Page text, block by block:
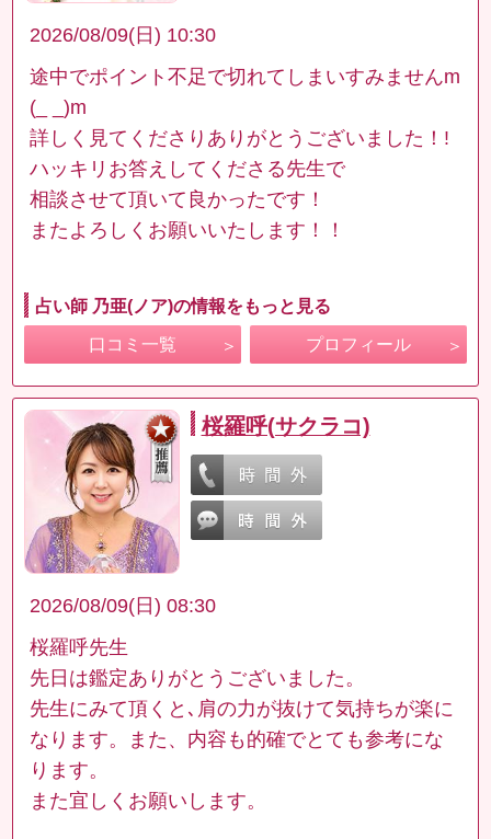
2026/08/09(日) 10:30
途中でポイント不足で切れてしまいすみませんm
(_ _)m
詳しく見てくださりありがとうございました！!
ハッキリお答えしてくださる先生で
相談させて頂いて良かったです！
またよろしくお願いいたします！！
占い師 乃亜(ノア)の情報をもっと見る
口コミ一覧 プロフィール
桜羅呼(サクラコ)
2026/08/09(日) 08:30
桜羅呼先生
先日は鑑定ありがとうございました。
先生にみて頂くと､肩の力が抜けて気持ちが楽に
なります。また、内容も的確でとても参考にな
ります。
また宜しくお願いします。